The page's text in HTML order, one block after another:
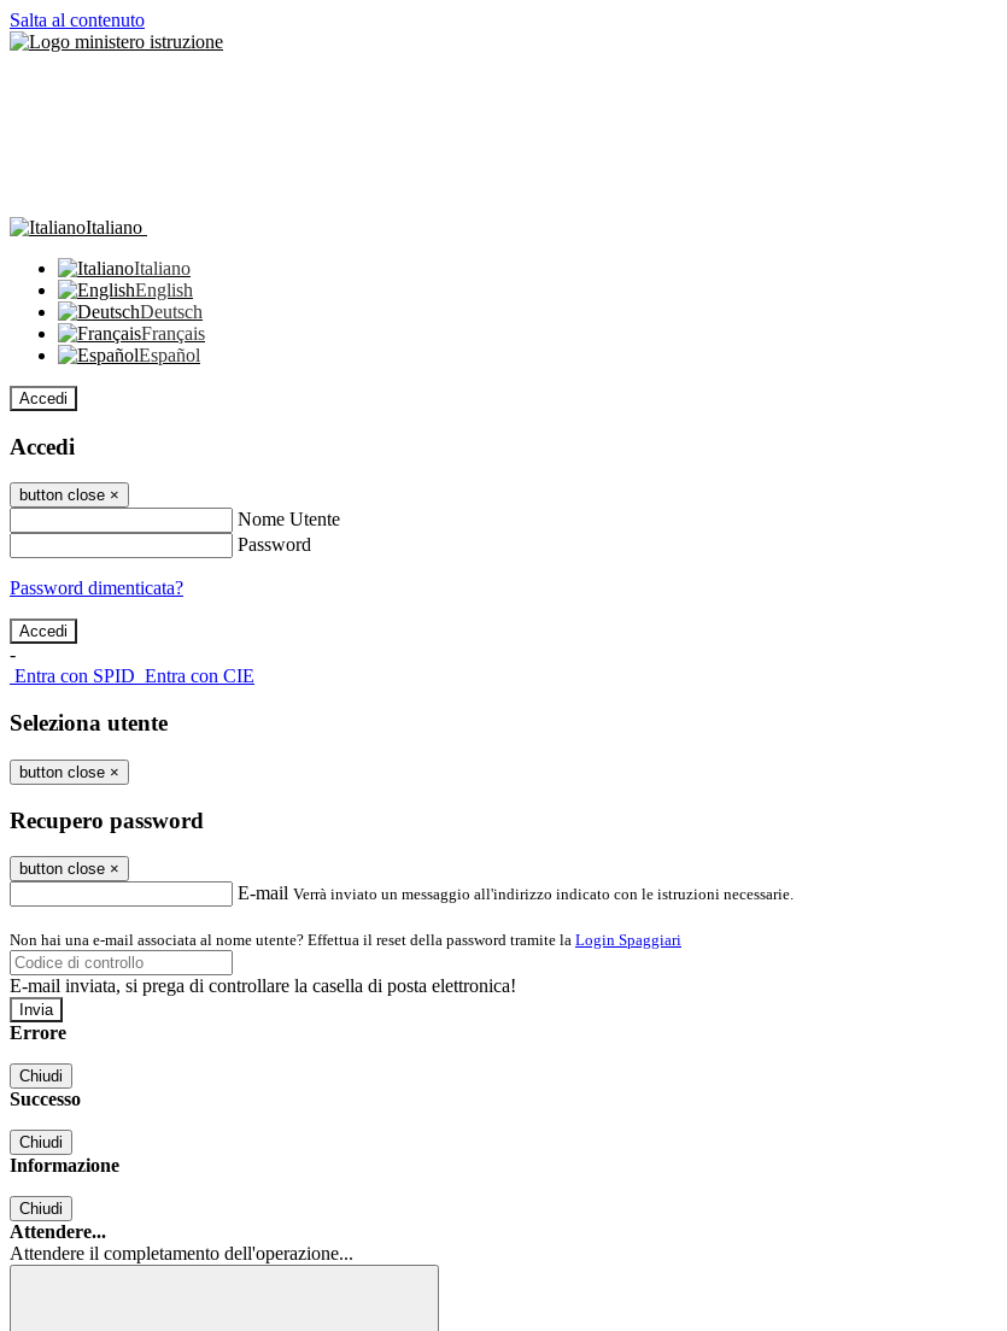
Salta al contenuto
Italiano
Italiano
English
Deutsch
Français
Español
Accedi
Accedi
button close ×
Nome Utente
Password
Password dimenticata?
-
Entra con SPID Entra con CIE
Seleziona utente
button close ×
Recupero password
button close ×
E-mail Verrà inviato un messaggio all'indirizzo indicato con le istruzioni necessarie.
Non hai una e-mail associata al nome utente? Effettua il reset della password tramite la Login Spaggiari
E-mail inviata, si prega di controllare la casella di posta elettronica!
Errore
Chiudi
Successo
Chiudi
Informazione
Chiudi
Attendere...
Attendere il completamento dell'operazione...